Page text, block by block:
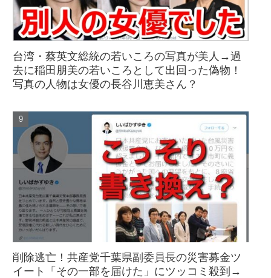
台湾・蔡英文総統の若いころの写真が美人→過
去に稲田朋美の若いころとして出回った偽物！
写真の人物は女優の長谷川恵美さん？
削除逃亡！共産党千葉県副委員長の災害募金ツ
イート「その一部を届けた」にツッコミ殺到→